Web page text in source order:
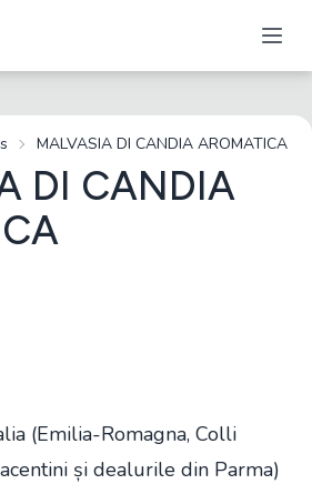
MALVASIA DI CANDIA AROMATICA
DI CANDIA
(Emilia-Romagna, Colli
și dealurile din Parma)